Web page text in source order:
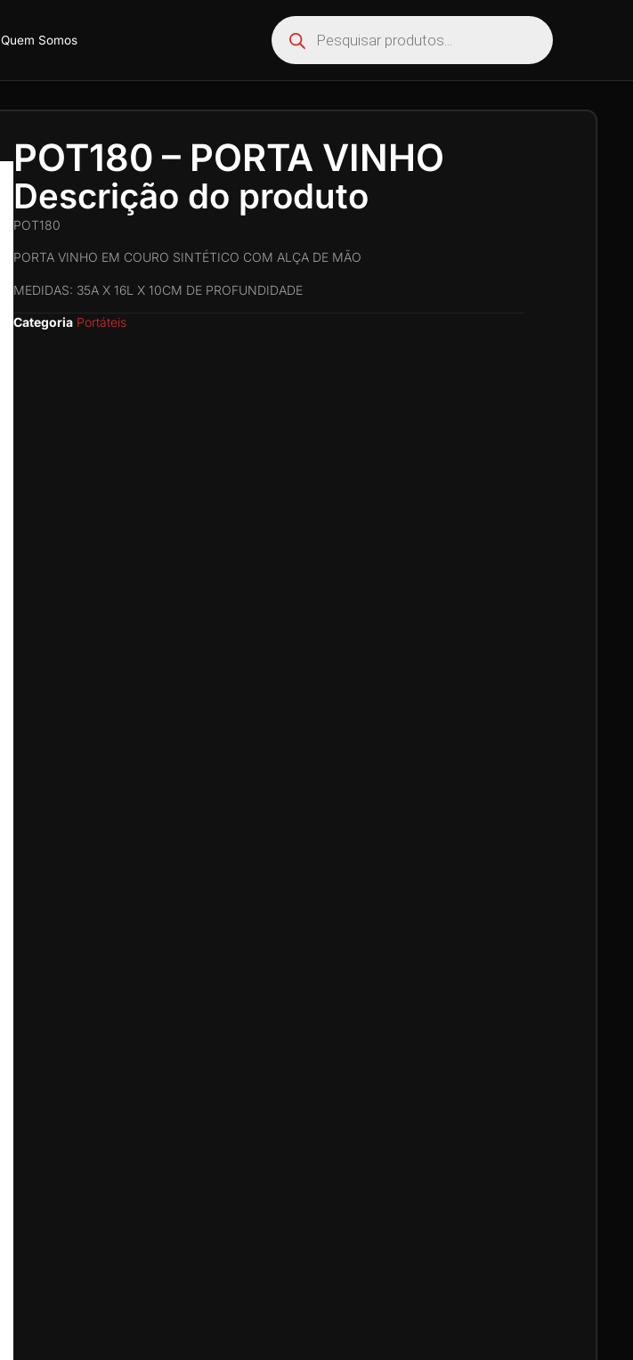
Quem Somos
POT180 – PORTA VINHO
Descrição do produto
POT180
PORTA VINHO EM COURO SINTÉTICO COM ALÇA DE MÃO
MEDIDAS: 35A X 16L X 10CM DE PROFUNDIDADE
Categoria Portáteis